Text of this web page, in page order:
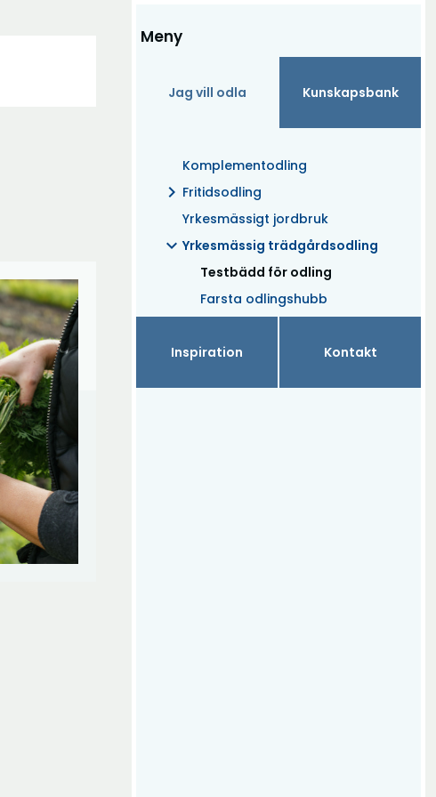
Meny
Jag vill odla Kunskapsbank
Komplementodling
chevron_right Fritidsodling
Yrkesmässigt jordbruk
expand_more Yrkesmässig trädgårdsodling
Testbädd för odling
(Aktuell)
Farsta odlingshubb
Inspiration Kontakt